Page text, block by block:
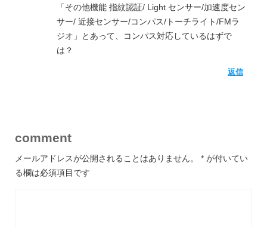
「その他機能 指紋認証/ Light センサー/加速度セン
サー/ 近接センサー/コンパス/トーチライト/FMラ
ジオ」とあって、コンパス対応しているはずで
は？
返信
comment
メールアドレスが公開されることはありません。 * が付いてい
る欄は必須項目です